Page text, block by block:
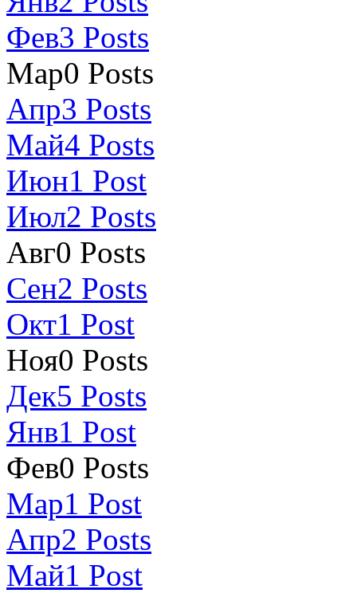
Фев3 Posts
Мар0 Posts
Апр3 Posts
Май4 Posts
Июн1 Post
Июл2 Posts
Авг0 Posts
Сен2 Posts
Окт1 Post
Ноя0 Posts
Дек5 Posts
Янв1 Post
Фев0 Posts
Мар1 Post
Апр2 Posts
Май1 Post